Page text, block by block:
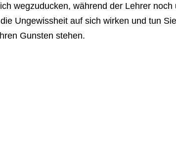
wegzuducken, während der Lehrer
Ungewissheit auf sich wirken und tun
Gunsten stehen.